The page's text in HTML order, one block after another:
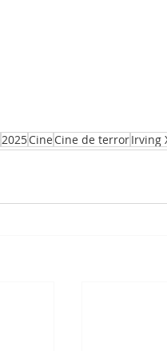
2025CineCine de terrorIrving